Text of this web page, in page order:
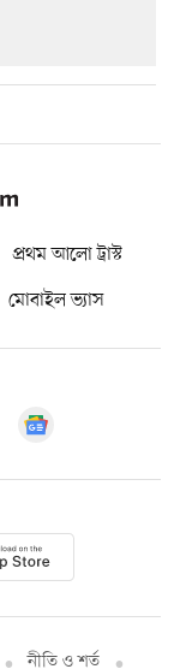
প্রথম আলো ট্রাস্ট
মোবাইল ভ্যাস
নীতি ও শর্ত